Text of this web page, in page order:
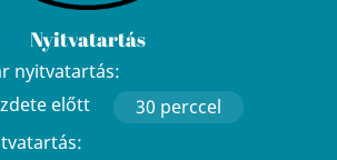
Nyitvatartás
nyitvatartás:
előtt
30 perccel